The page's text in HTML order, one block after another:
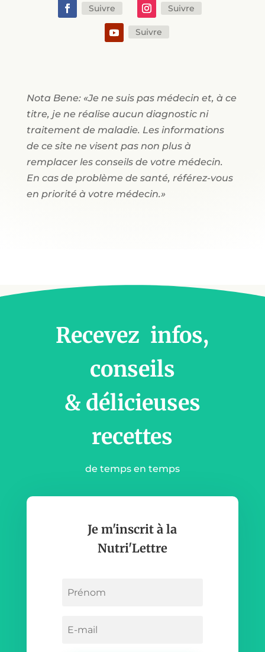
Suivre Suivre
Suivre
Nota Bene: «Je ne suis pas médecin et, à ce
titre, je ne réalise aucun diagnostic ni
traitement de maladie. Les informations
de ce site ne visent pas non plus à
remplacer les conseils de votre médecin.
En cas de problème de santé, référez-vous
en priorité à votre médecin.»
Recevez infos,
conseils
& délicieuses
recettes
de temps en temps
Je m'inscrit à la
Nutri'Lettre